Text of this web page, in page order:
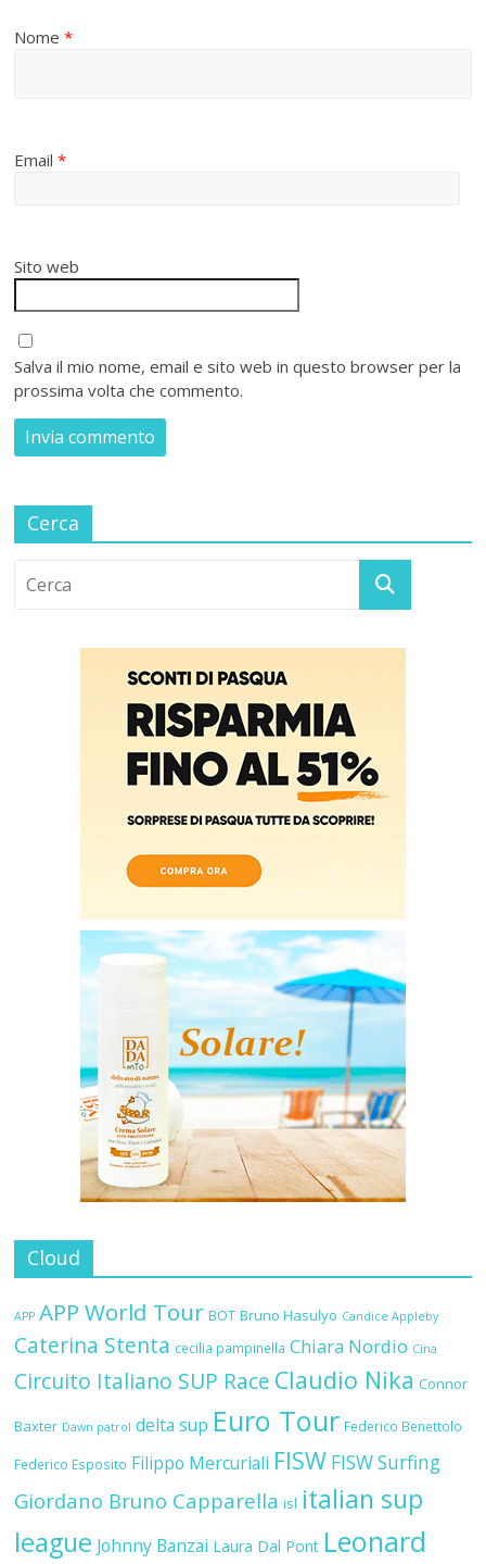
Nome*
Email*
Sito web
Salva il mio nome, email e sito web in questo browser per la
prossima volta che commento.
Cerca
Cloud
APP APP World Tour BOT Bruno Hasulyo Candice Appleby
Caterina Stenta cecilia pampinella Chiara Nordio Cina
Circuito Italiano SUP Race Claudio Nika Connor
Baxter Dawn patrol delta sup Euro Tour Federico Benettolo
Federico Esposito Filippo Mercuriali FISW FISW Surfing
Giordano Bruno Capparella isl italian sup
league Johnny Banzai Laura Dal Pont Leonard